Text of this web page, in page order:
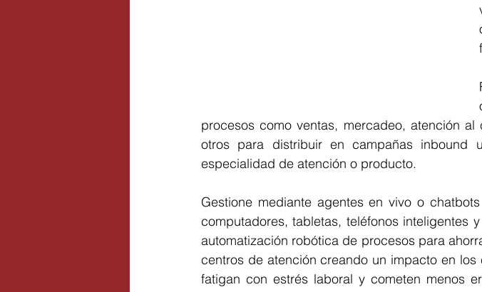
procesos como ventas, mercadeo, atención
otros para distribuir en campañas inbound
especialidad de atención o producto.
Gestione mediante agentes en vivo o
computadores, tabletas, teléfonos inteligentes
automatización robótica de procesos para
centros de atención creando un impacto en
fatigan con estrés laboral y cometen menos